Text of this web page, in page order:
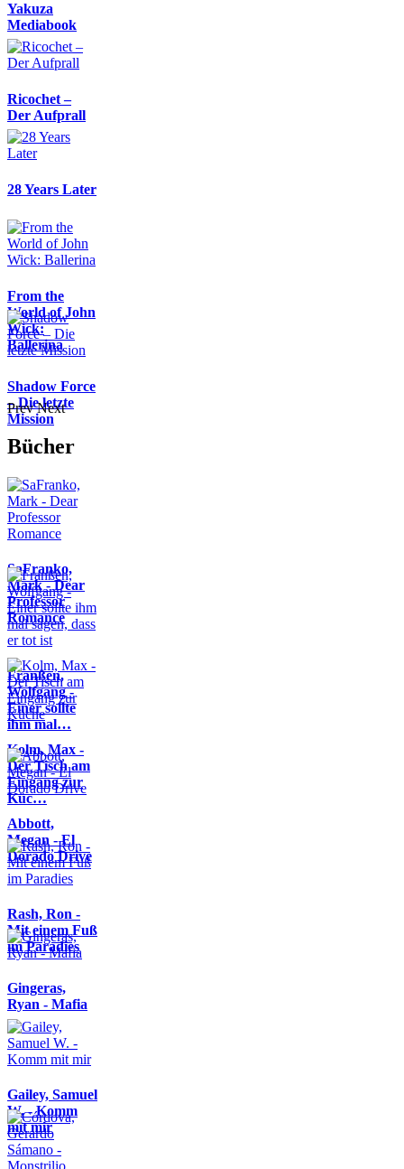
Yakuza
Mediabook
Ricochet –
Der Aufprall
28 Years Later
From the
World of John
Wick:
Ballerina
Shadow Force
– Die letzte
Mission
Prev Next
Bücher
SaFranko,
Mark - Dear
Professor
Romance
Franßen,
Wolfgang -
Einer sollte
ihm mal…
Kolm, Max -
Der Tisch am
Eingang zur
Küc…
Abbott,
Megan - El
Dorado Drive
Rash, Ron -
Mit einem Fuß
im Paradies
Gingeras,
Ryan - Mafia
Gailey, Samuel
W. - Komm
mit mir